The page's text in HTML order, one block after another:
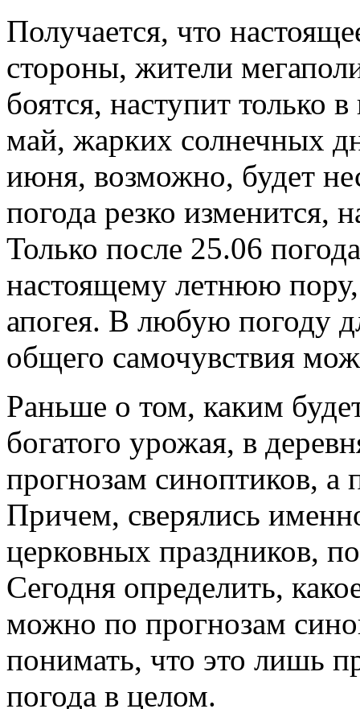
Получается, что
стороны, жители
боятся, наступит только
май, жарких солнечных
июня, возможно, будет
погода резко изменится,
Только после 25.06
настоящему летнюю пору,
апогея. В любую погоду
общего самочувствия
Раньше о том, каким
богатого урожая, в
прогнозам синоптиков,
Причем, сверялись
церковных праздников,
Сегодня определить,
можно по прогнозам
понимать, что это лишь
погода в целом.